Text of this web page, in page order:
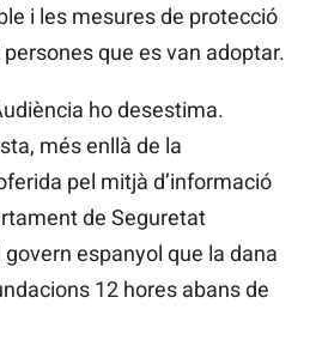
i les mesures de protecció
que es van adoptar.
ho desestima.
més enllà de la
pel mitjà d’informació
de Seguretat
espanyol que la dana
12 hores abans de